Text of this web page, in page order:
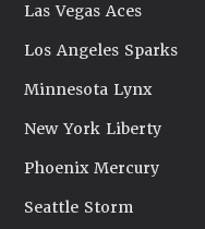
Las Vegas Aces
Los Angeles Sparks
Minnesota Lynx
New York Liberty
Phoenix Mercury
Seattle Storm